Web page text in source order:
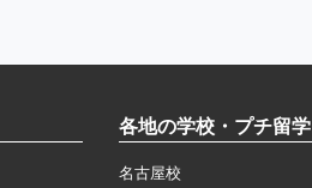
各地の学校・プチ留学
名古屋校